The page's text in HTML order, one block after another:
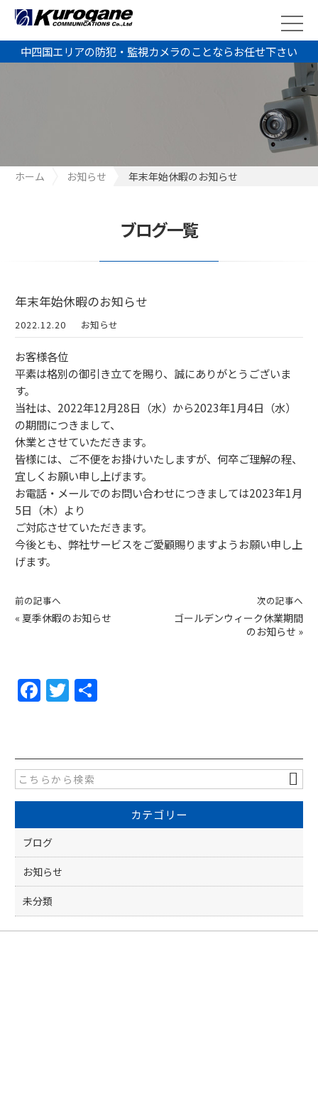
中四国エリアの防犯・監視カメラのことならお任せ下さい
ホーム お知らせ 年末年始休暇のお知らせ
ブログ一覧
年末年始休暇のお知らせ
2022.12.20 お知らせ
お客様各位
平素は格別の御引き立てを賜り、誠にありがとうございま
す。
当社は、2022年12月28日（水）から2023年1月4日（水）
の期間につきまして、
休業とさせていただきます。
皆様には、ご不便をお掛けいたしますが、何卒ご理解の程、
宜しくお願い申し上げます。
お電話・メールでのお問い合わせにつきましては2023年1月
5日（木）より
ご対応させていただきます。
今後とも、弊社サービスをご愛顧賜りますようお願い申し上
げます。
前の記事へ
« 夏季休暇のお知らせ
次の記事へ
ゴールデンウィーク休業期間
のお知らせ »
F
a
e
b
o
o
k
T
w
er
カテゴリー
ブログ
お知らせ
未分類